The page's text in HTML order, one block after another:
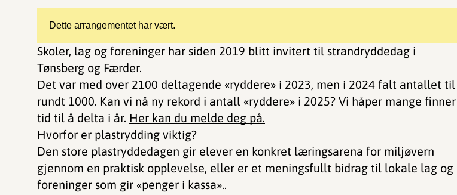
Dette arrangementet har vært.
Skoler, lag og foreninger har siden 2019 blitt invitert til strandryddedag i
Tønsberg og Færder.
Det var med over 2100 deltagende «ryddere» i 2023, men i 2024 falt antallet til
rundt 1000. Kan vi nå ny rekord i antall «ryddere» i 2025? Vi håper mange finner
tid til å delta i år. Her kan du melde deg på.
Hvorfor er plastrydding viktig?
Den store plastryddedagen gir elever en konkret læringsarena for miljøvern
gjennom en praktisk opplevelse, eller er et meningsfullt bidrag til lokale lag og
foreninger som gir «penger i kassa»..